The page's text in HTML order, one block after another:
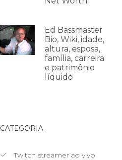
Ed Bassmaster
Bio, Wiki, idade,
altura, esposa,
família, carreira
e patrimônio
líquido
CATEGORIA
Twitch streamer ao vivo